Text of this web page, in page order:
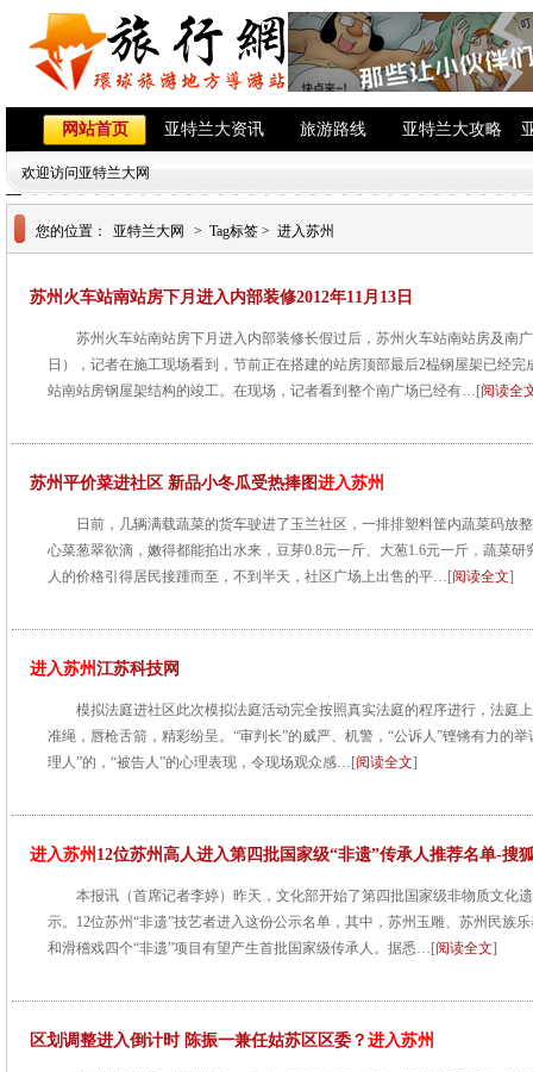
网站首页 亚特兰大资讯 旅游路线 亚特兰大攻略
欢迎访问亚特兰大网
您的位置： 亚特兰大网 > Tag标签 > 进入苏州
苏州火车站南站房下月进入内部装修2012年11月13日
苏州火车站南站房下月进入内部装修长假过后，苏州火车站南站房及南
日），记者在施工现场看到，节前正在搭建的站房顶部最后2榀钢屋架已经
站南站房钢屋架结构的竣工。在现场，记者看到整个南广场已经有…[阅读全
苏州平价菜进社区 新品小冬瓜受热捧图进入苏州
日前，几辆满载蔬菜的货车驶进了玉兰社区，一排排塑料筐内蔬菜码放
心菜葱翠欲滴，嫩得都能掐出水来，豆芽0.8元一斤、大葱1.6元一斤，蔬菜
人的价格引得居民接踵而至，不到半天，社区广场上出售的平…[阅读全文]
进入苏州江苏科技网
模拟法庭进社区此次模拟法庭活动完全按照真实法庭的程序进行，法庭
准绳，唇枪舌箭，精彩纷呈。“审判长”的威严、机警，“公诉人”铿锵有力的举
理人”的，“被告人”的心理表现，令现场观众感…[阅读全文]
进入苏州 12位苏州高人进入第四批国家级“非遗”传承人推荐名单-搜
本报讯（首席记者李婷）昨天，文化部开始了第四批国家级非物质文化
示。12位苏州“非遗”技艺者进入这份公示名单，其中，苏州玉雕、苏州民族
和滑稽戏四个“非遗”项目有望产生首批国家级传承人。据悉…[阅读全文]
区划调整进入倒计时 陈振一兼任姑苏区区委？ 进入苏州